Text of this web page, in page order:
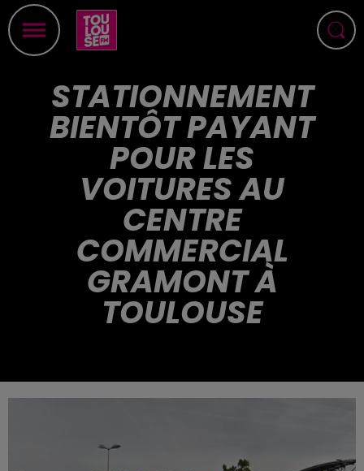
STATIONNEMENT
BIENTÔT PAYANT
POUR LES
VOITURES AU
CENTRE
COMMERCIAL
GRAMONT À
TOULOUSE